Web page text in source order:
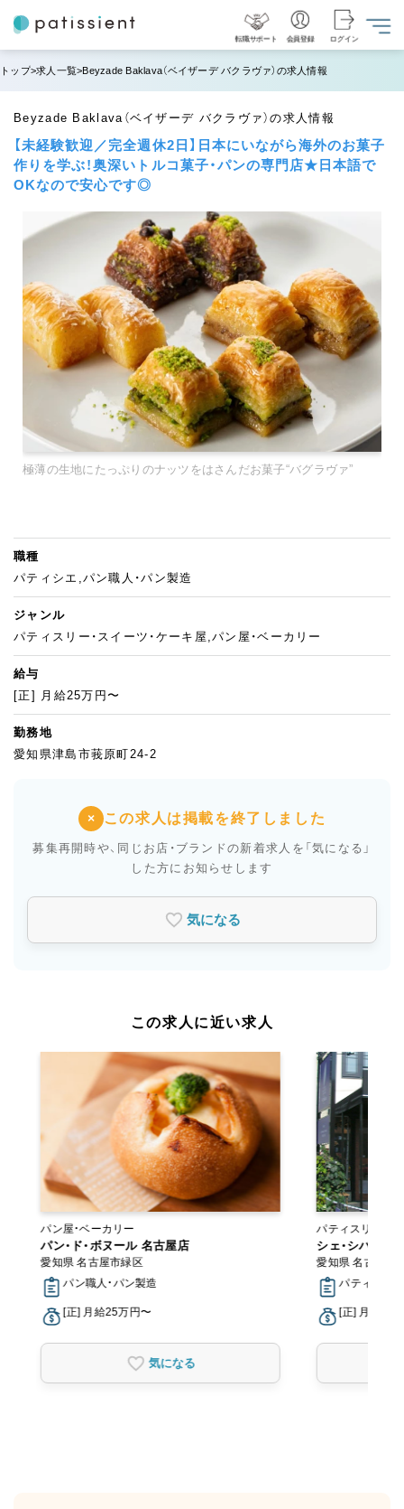
転職サポート 会員登録 ログイン
トップ 求人一覧 Beyzade Baklava（ベイザーデ バクラヴァ）の求人情報
Beyzade Baklava（ベイザーデ バクラヴァ）の求人情報
【未経験歓迎／完全週休2日】日本にいながら海外のお菓子
作りを学ぶ！奥深いトルコ菓子・パンの専門店★日本語で
OKなので安心です◎
極薄の生地にたっぷりのナッツをはさんだお菓子“バグラヴァ”
職種
パティシエ,パン職人・パン製造
ジャンル
パティスリー・スイーツ・ケーキ屋,パン屋・ベーカリー
給与
[正] 月給25万円〜
勤務地
愛知県津島市莪原町24-2
× この求人は掲載を終了しました
募集再開時や、同じお店・ブランドの新着求人を 「気になる」
した方にお知らせします
気になる
この求人に近い求人
パン屋・ベーカリー
パン・ド・ボヌール 名古屋店
愛知県 名古屋市緑区
パン職人・パン製造
[正] 月給25万円〜
気になる
パティスリー・ス
シェ・シバタ 名
愛知県 名古屋市
パティシエ
[正] 月給20